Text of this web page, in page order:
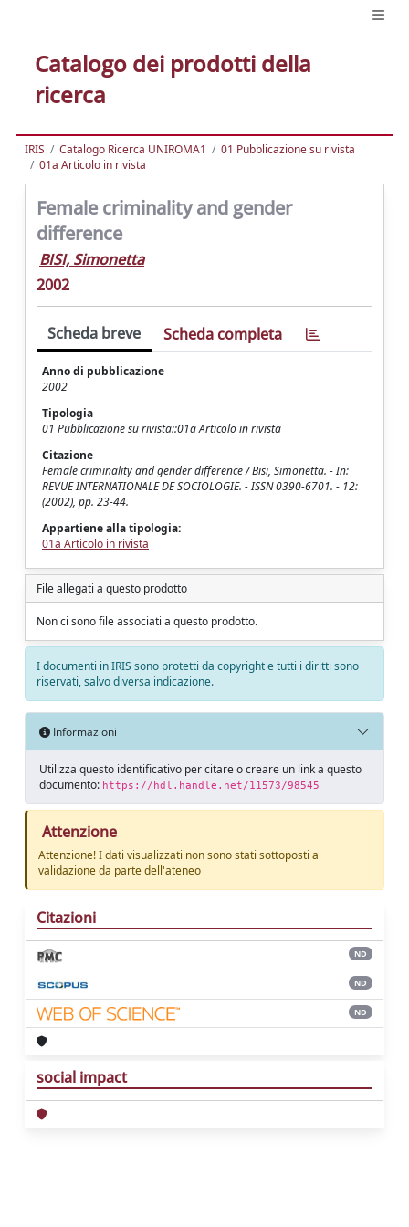
Catalogo dei prodotti della
ricerca
IRIS Catalogo Ricerca UNIROMA1
01 Pubblicazione su rivista
01a Articolo in rivista
Female criminality and gender
difference
BISI, Simonetta
2002
Scheda breve Scheda completa
Anno di pubblicazione
2002
Tipologia
01 Pubblicazione su rivista::01a Articolo in rivista
Citazione
Female criminality and gender difference / Bisi, Simonetta. - In:
REVUE INTERNATIONALE DE SOCIOLOGIE. - ISSN 0390-6701. - 12:
(2002), pp. 23-44.
Appartiene alla tipologia:
01a Articolo in rivista
File allegati a questo prodotto
Non ci sono file associati a questo prodotto.
I documenti in IRIS sono protetti da copyright e tutti i diritti sono
riservati, salvo diversa indicazione.
Informazioni
Utilizza questo identificativo per citare o creare un link a questo
documento: https://hdl.handle.net/11573/98545
Attenzione
Attenzione! I dati visualizzati non sono stati sottoposti a
validazione da parte dell'ateneo
Citazioni
ND
ND
ND
social impact